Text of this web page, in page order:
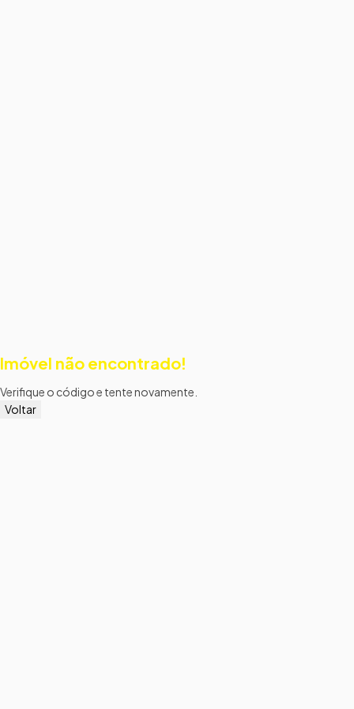
Imóvel não encontrado!
Verifique o código e tente novamente.
Voltar